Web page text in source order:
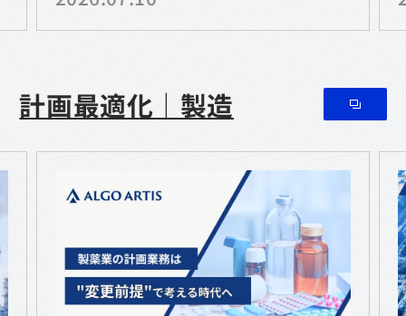
道・バスをはじめとする
計画最適化｜製造